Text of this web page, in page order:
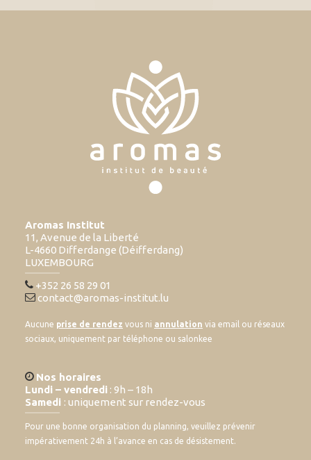
Aromas Institut
11, Avenue de la Liberté
L-4660 Differdange (Déifferdang)
LUXEMBOURG
+352 26 58 29 01
contact@aromas-institut.lu
Aucune prise de rendez vous ni annulation via email ou réseaux
sociaux, uniquement par téléphone ou salonkee
Nos horaires
Lundi – vendredi : 9h – 18h
Samedi : uniquement sur rendez-vous
Pour une bonne organisation du planning, veuillez prévenir
impérativement 24h à l’avance en cas de désistement.